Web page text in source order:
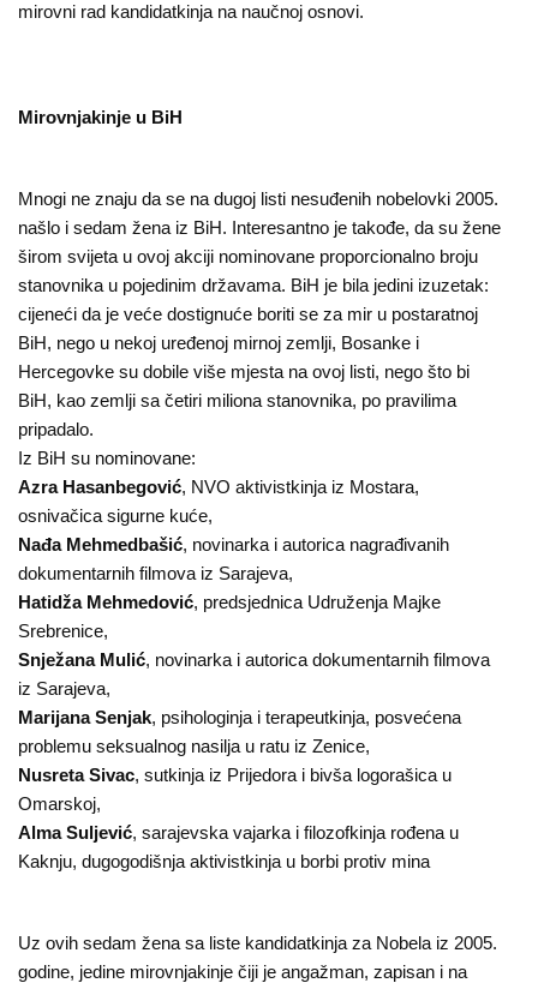
mirovni rad kandidatkinja na naučnoj osnovi.
Mirovnjakinje u BiH
Mnogi ne znaju da se na dugoj listi nesuđenih nobelovki 2005.
našlo i sedam žena iz BiH. Interesantno je takođe, da su žene
širom svijeta u ovoj akciji nominovane proporcionalno broju
stanovnika u pojedinim državama. BiH je bila jedini izuzetak:
cijeneći da je veće dostignuće boriti se za mir u postaratnoj
BiH, nego u nekoj uređenoj mirnoj zemlji, Bosanke i
Hercegovke su dobile više mjesta na ovoj listi, nego što bi
BiH, kao zemlji sa četiri miliona stanovnika, po pravilima
pripadalo.
Iz BiH su nominovane:
Azra Hasanbegović, NVO aktivistkinja iz Mostara,
osnivačica sigurne kuće,
Nađa Mehmedbašić, novinarka i autorica nagrađivanih
dokumentarnih filmova iz Sarajeva,
Hatidža Mehmedović, predsjednica Udruženja Majke
Srebrenice,
Snježana Mulić, novinarka i autorica dokumentarnih filmova
iz Sarajeva,
Marijana Senjak, psihologinja i terapeutkinja, posvećena
problemu seksualnog nasilja u ratu iz Zenice,
Nusreta Sivac, sutkinja iz Prijedora i bivša logorašica u
Omarskoj,
Alma Suljević, sarajevska vajarka i filozofkinja rođena u
Kaknju, dugogodišnja aktivistkinja u borbi protiv mina
Uz ovih sedam žena sa liste kandidatkinja za Nobela iz 2005.
godine, jedine mirovnjakinje čiji je angažman, zapisan i na